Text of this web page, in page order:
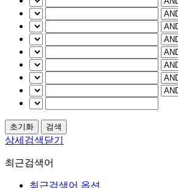
상세검색닫기
최근검색어
최근검색어 옵션